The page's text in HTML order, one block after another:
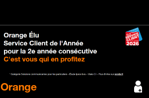
Orange